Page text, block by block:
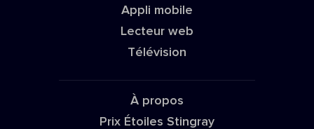
Appli mobile
Lecteur web
Télévision
À propos
Prix Étoiles Stingray